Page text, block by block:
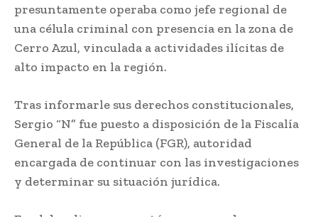
presuntamente operaba como jefe regional de
una célula criminal con presencia en la zona de
Cerro Azul, vinculada a actividades ilícitas de
alto impacto en la región.
Tras informarle sus derechos constitucionales,
Sergio “N” fue puesto a disposición de la Fiscalía
General de la República (FGR), autoridad
encargada de continuar con las investigaciones
y determinar su situación jurídica.